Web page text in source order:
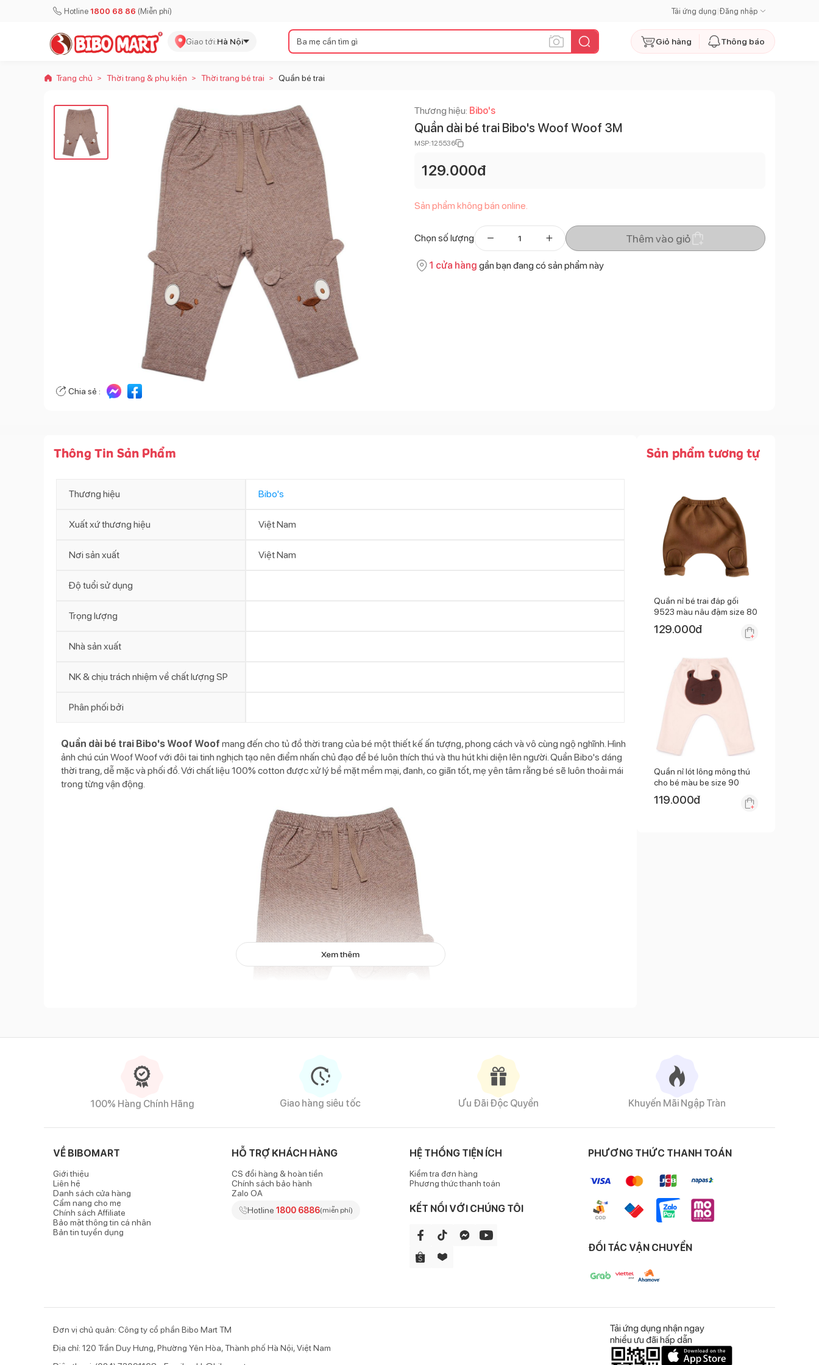
Hotline 1800 68 86 (Miễn phí) Tải ứng dụng Đăng nhập
Giao tới:Hà Nội Giỏ hàng Thông báo
Trang chủ > Thời trang & phụ kiện > Thời trang bé trai > Quần bé trai
Chia sẻ :
Thương hiệu: Bibo's
Quần dài bé trai Bibo's Woof Woof 3M
MSP:125536
129.000đ
Sản phẩm không bán online.
Chọn số lượng Thêm vào giỏ
1 cửa hàng gần bạn đang có sản phẩm này
Thông Tin Sản Phẩm
Thương hiệu Bibo's
Xuất xứ thương hiệu Việt Nam
Nơi sản xuất Việt Nam
Độ tuổi sử dụng
Trọng lượng
Nhà sản xuất
NK & chịu trách nhiệm về chất lượng SP
Phân phối bởi
Quần dài bé trai Bibo's Woof Woof mang đến cho tủ đồ thời trang của bé một thiết kế ấn tượng, phong cách và vô cùng ngộ nghĩnh. Hình
ảnh chú cún Woof Woof với đôi tai tinh nghịch tạo nên điểm nhấn chủ đạo để bé luôn thích thú và thu hút khi diện lên người. Quần Bibo's dáng
thời trang, dễ mặc và phối đồ. Với chất liệu 100% cotton được xử lý bề mặt mềm mại, đanh, co giãn tốt, mẹ yên tâm rằng bé sẽ luôn thoải mái
trong từng vận động.
Chất vải Cotton mềm mại, thông thoáng và co giãn tốt
- Quần dài bé trai Bibo's
Woof Woof mang đến chất vải 100% cotton được xử lý bề mặt đanh, khá dày dặn. Chất vải mềm, thông thoáng, co
giãn 2 chiều tốt, đảm bảo sự thoải mái và dễ chịu cho bé trong từng vận động.
- Từ chất liệu vải đến màu nhuộm, các phụ liệu đều được Bibo's chọn lọc, xử lý và kiểm soát nghiêm ngặt trên dây chuyền công nghệ sản xuất
tiên tiến, đảm bảo từng sản phẩm chất lượng đến với các "khách hàng nhỏ tuổi" của mình.
- Tất cả các sản phẩm của Bibo's đều đã qua kiểm nghiệm về độ an toàn, không gây kích ứng với làn da nhạy cảm của bé.
- Mang đến cho bé trai của Bibo's nét khỏe khoắn, năng động, chiếc quần dài đặc biệt được thiết kế xắn gấu cùng hai túi giả chéo hai bên và
- Quần sở hữu kiểu dáng
Xem thêm
Sản phẩm tương tự
Quần nỉ bé trai đáp gối
9523 màu nâu đậm size 80
129.000đ
Quần nỉ lót lông mông thú
cho bé màu be size 90
119.000đ
100% Hàng Chính Hãng Giao hàng siêu tốc Ưu Đãi Độc Quyền Khuyến Mãi Ngập Tràn
VỀ BIBOMART
Giới thiệu
Liên hệ
Danh sách cửa hàng
Cẩm nang cho mẹ
Chính sách Affiliate
Bảo mật thông tin cá nhân
Bản tin tuyển dụng
HỖ TRỢ KHÁCH HÀNG
CS đổi hàng & hoàn tiền
Chính sách bảo hành
Zalo OA
Hotline 1800 6886(miễn phí)
HỆ THỐNG TIỆN ÍCH
Kiểm tra đơn hàng
Phương thức thanh toán
KẾT NỐI VỚI CHÚNG TÔI
PHƯƠNG THỨC THANH TOÁN
ĐỐI TÁC VẬN CHUYỂN
Đơn vị chủ quản: Công ty cổ phần Bibo Mart TM
Địa chỉ: 120 Trần Duy Hưng, Phường Yên Hòa, Thành phố Hà Nội, Việt Nam
Tải ứng dụng nhận ngay
nhiều ưu đãi hấp dẫn